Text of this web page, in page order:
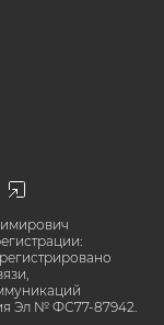
Эл № ФС77-87942.